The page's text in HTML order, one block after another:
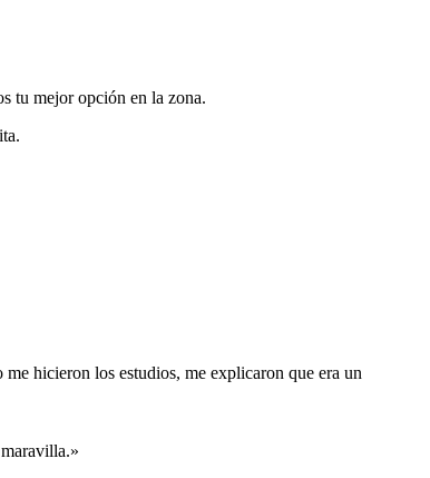
tu mejor opción en la zona.
hicieron los estudios, me explicaron que era un